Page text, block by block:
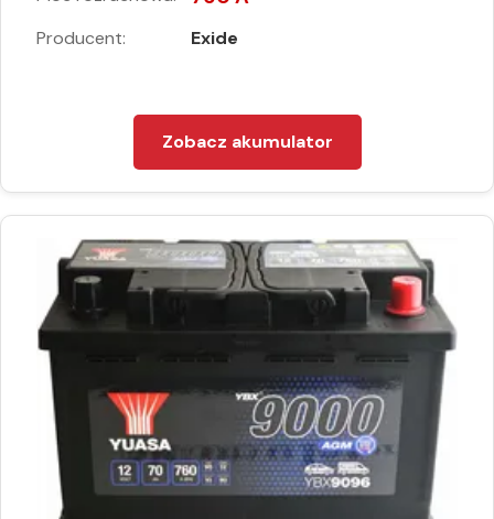
Producent: Exide
Zobacz akumulator